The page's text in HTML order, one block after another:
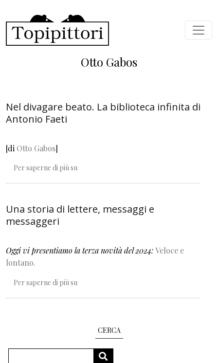
Otto Gabos
Nel divagare beato. La biblioteca infinita di
Antonio Faeti
[di Otto Gabos]
Per saperne di più su
Una storia di lettere, messaggi e
messaggeri
Oggi vi presentiamo la terza novità del 2024:Veloce e
lontano.
Per saperne di più su
CERCA
CERCA